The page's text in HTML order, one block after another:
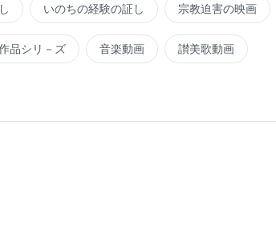
いのちの経験の証し 宗教迫害の映画
品シリ－ズ 音楽動画 讃美歌動画